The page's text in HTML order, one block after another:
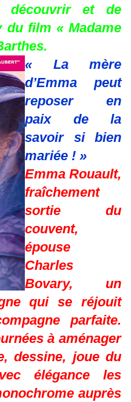
découvrir et de
du film « Madame
« La mère
d’Emma peut
reposer en
paix de la
savoir si bien
mariée ! »
Emma Rouault,
fraîchement
sortie du
couvent,
épouse
Charles
Bovary, un
qui se réjouit
parfaite.
à aménager
dessine, joue du
élégance les
auprès